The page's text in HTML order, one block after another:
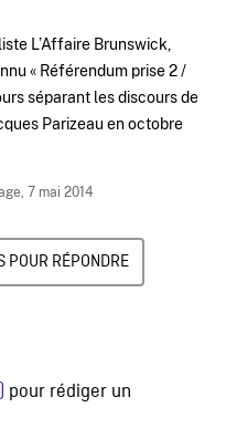
L’Affaire Brunswick,
« Référendum prise 2 /
séparant les discours de
Parizeau en octobre
7 mai 2014
POUR RÉPONDRE
pour rédiger un